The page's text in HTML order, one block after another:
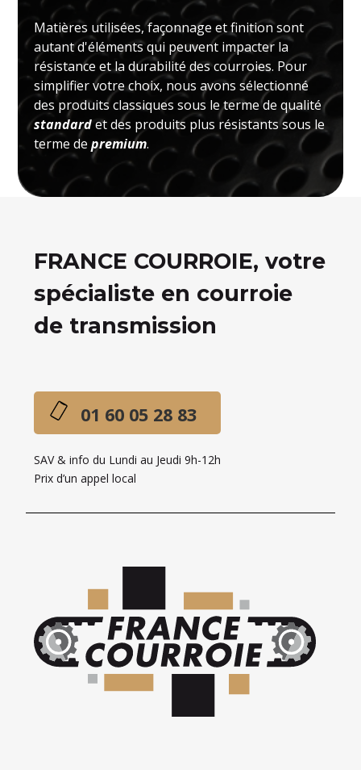
Matières utilisées, façonnage et finition sont
autant d'éléments qui peuvent impacter la
résistance et la durabilité des courroies. Pour
simplifier votre choix, nous avons sélectionné
des produits classiques sous le terme de qualité
standardet des produits plus résistants sous le
terme depremium.
FRANCE COURROIE, votre
spécialiste en courroie
de transmission
01 60 05 28 83
SAV & info du Lundi au Jeudi 9h-12h
Prix d’un appel local